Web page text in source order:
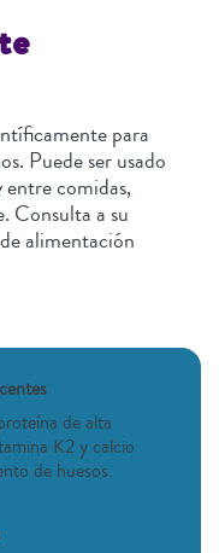
para
Puede ser usado
comidas,
Consulta a su
alimentación
de alta
K2 y calcio
de huesos.